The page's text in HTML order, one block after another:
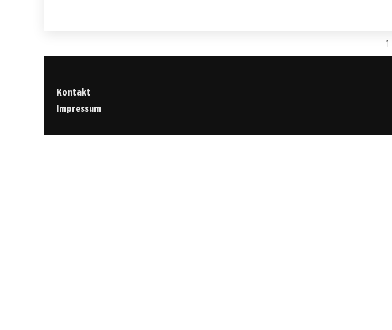
1
Kontakt
Impressum